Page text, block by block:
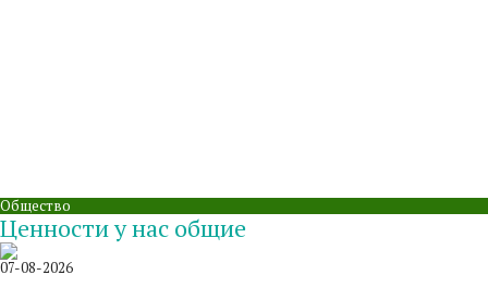
Общество
Ценности у нас общие
07-08-2026